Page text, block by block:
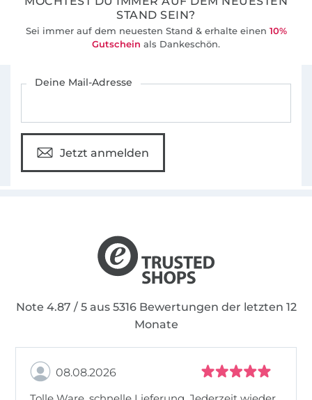
STAND SEIN?
Sei immer auf dem neuesten Stand & erhalte einen 10%
Gutschein als Dankeschön.
Deine Mail-Adresse
Jetzt anmelden
Note 4.87 / 5 aus 5316 Bewertungen der letzten 12
Monate
08.08.2026